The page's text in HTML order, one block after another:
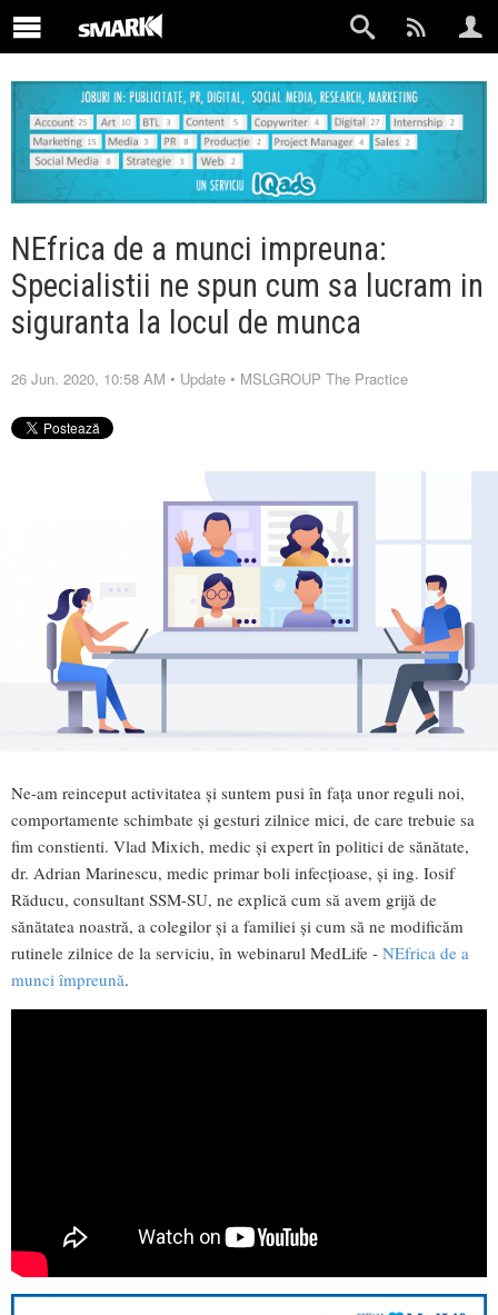
NEfrica de a munci impreuna:
Specialistii ne spun cum sa lucram in
siguranta la locul de munca
26 Jun. 2020, 10:58 AM • Update • MSLGROUP The Practice
Ne-am reinceput activitatea și suntem pusi în fața unor reguli noi,
comportamente schimbate și gesturi zilnice mici, de care trebuie sa
fim constienti. Vlad Mixich, medic și expert în politici de sănătate,
dr. Adrian Marinescu, medic primar boli infecțioase, și ing. Iosif
Răducu, consultant SSM-SU, ne explică cum să avem grijă de
sănătatea noastră, a colegilor și a familiei și cum să ne modificăm
rutinele zilnice de la serviciu, în webinarul MedLife - NEfrica de a
munci împreună.